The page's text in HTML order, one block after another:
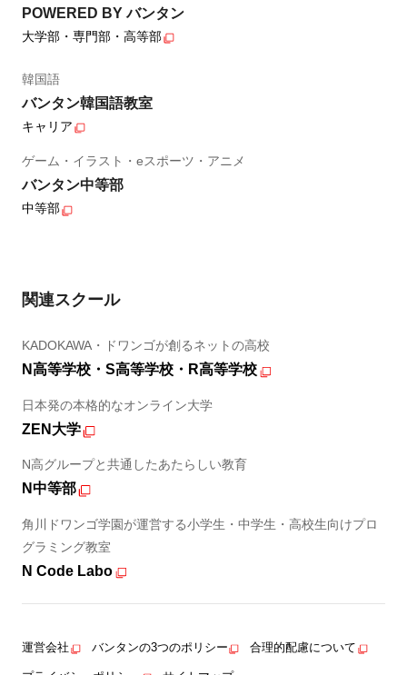
POWERED BY バンタン
大学部・専門部・高等部
韓国語
バンタン韓国語教室
キャリア
ゲーム・イラスト・eスポーツ・アニメ
バンタン中等部
中等部
関連スクール
KADOKAWA・ドワンゴが創るネットの高校
N高等学校・S高等学校・R高等学校
日本発の本格的なオンライン大学
ZEN大学
N高グループと共通したあたらしい教育
N中等部
角川ドワンゴ学園が運営する小学生・中学生・高校生向けプロ
グラミング教室
N Code Labo
運営会社 バンタンの3つのポリシー 合理的配慮について